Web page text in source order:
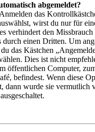
abgemeldet?
das
wirst du nur für
verhindert den Missbrauch
durch einen Dritten. Um
das Kästchen
Dies ist nicht
öffentlichen Computer,
befindest. Wenn diese
dann wurde sie vermutlich